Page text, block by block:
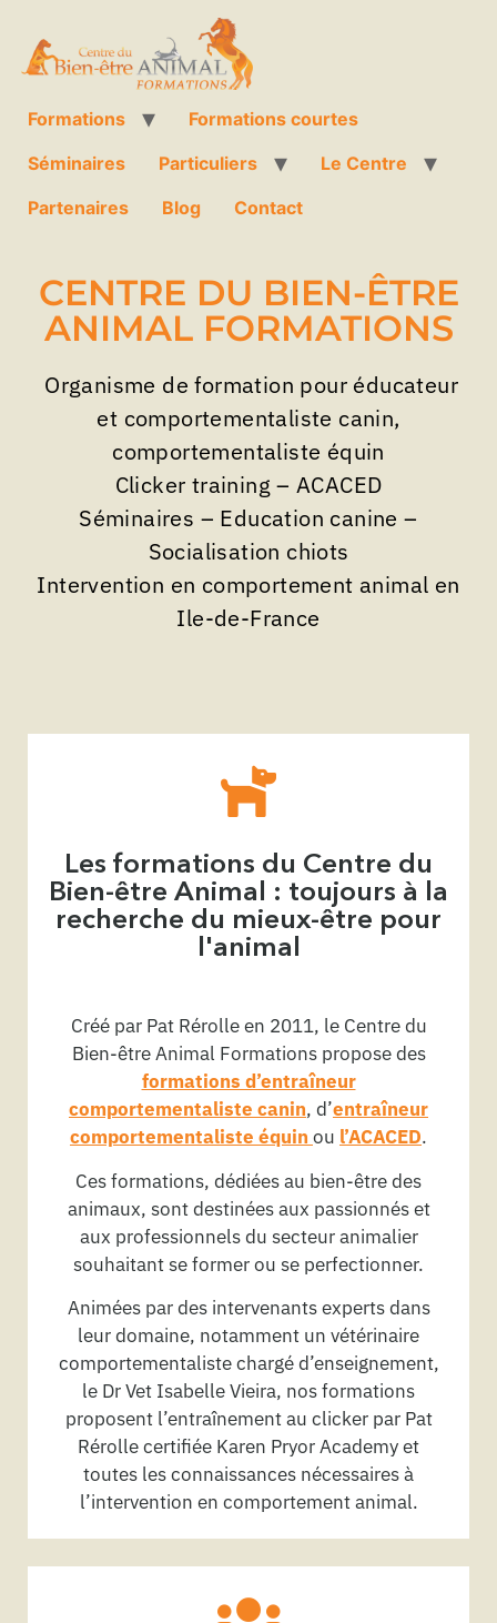
Formations
Formations courtes
Séminaires
Particuliers
Le Centre
Partenaires
Blog Contact
CENTRE DU BIEN-ÊTRE
ANIMAL FORMATIONS
Organisme de formation pour éducateur
et comportementaliste canin,
comportementaliste équin
Clicker training – ACACED
Séminaires – Education canine –
Socialisation chiots
Intervention en comportement animal en
Ile-de-France
Les formations du Centre du
Bien-être Animal : toujours à la
recherche du mieux-être pour
l'animal
Créé par Pat Rérolle en 2011, le Centre du
Bien-être Animal Formations propose des
formations d’entraîneur
comportementaliste canin, d’entraîneur
comportementaliste équin ou l’ACACED.
Ces formations, dédiées au bien-être des
animaux, sont destinées aux passionnés et
aux professionnels du secteur animalier
souhaitant se former ou se perfectionner.
Animées par des intervenants experts dans
leur domaine, notamment un vétérinaire
comportementaliste chargé d’enseignement,
le Dr Vet Isabelle Vieira, nos formations
proposent l’entraînement au clicker par Pat
Rérolle certifiée Karen Pryor Academy et
toutes les connaissances nécessaires à
l’intervention en comportement animal.